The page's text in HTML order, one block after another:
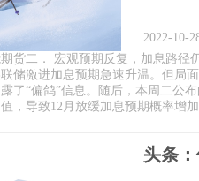
2022-10-
货二． 宏观预期反复，加息路径
储激进加息预期急速升温。但局
了“偏鸽”信息。随后，本周二公
，导致12月放缓加息预期概率增